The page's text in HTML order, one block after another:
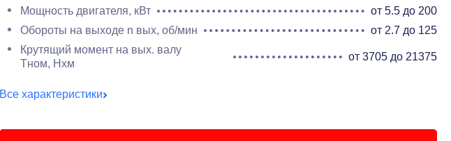
Мощность двигателя, кВт
от 5.5 до 200
Обороты на выходе n вых, об/мин
от 2.7 до 125
Крутящий момент на вых. валу
Тном, Нхм
от 3705 до 21375
Все характеристики